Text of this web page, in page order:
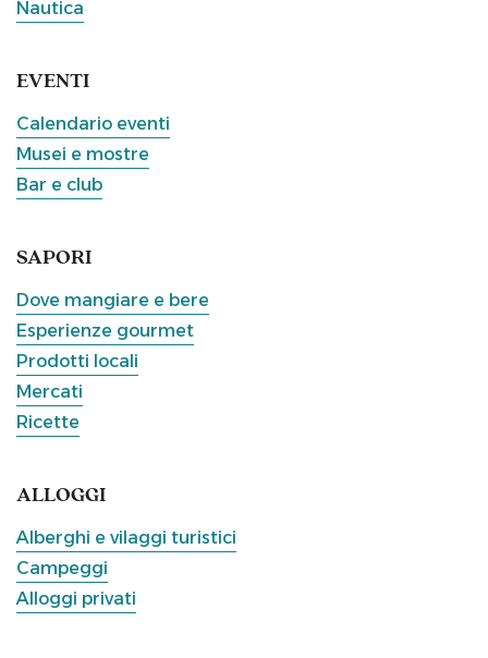
Nautica
EVENTI
Calendario eventi
Musei e mostre
Bar e club
SAPORI
Dove mangiare e bere
Esperienze gourmet
Prodotti locali
Mercati
Ricette
ALLOGGI
Alberghi e vilaggi turistici
Campeggi
Alloggi privati